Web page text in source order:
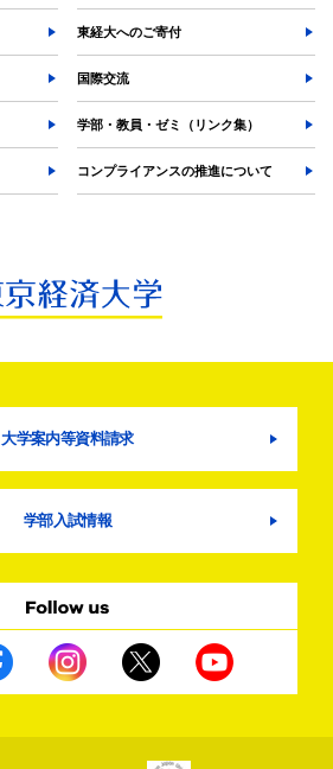
東経大へのご寄付
国際交流
学部・教員・ゼミ（リンク集）
コンプライアンスの推進について
大学案内等資料請求
学部入試情報